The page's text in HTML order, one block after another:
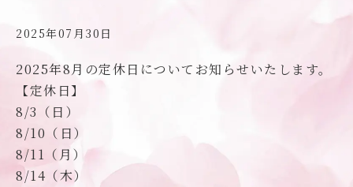
2025年07月30日
2025年8月の定休日についてお知らせいたします。
【定休日】
8/3（日）
8/10（日）
8/11（月）
8/14（木）